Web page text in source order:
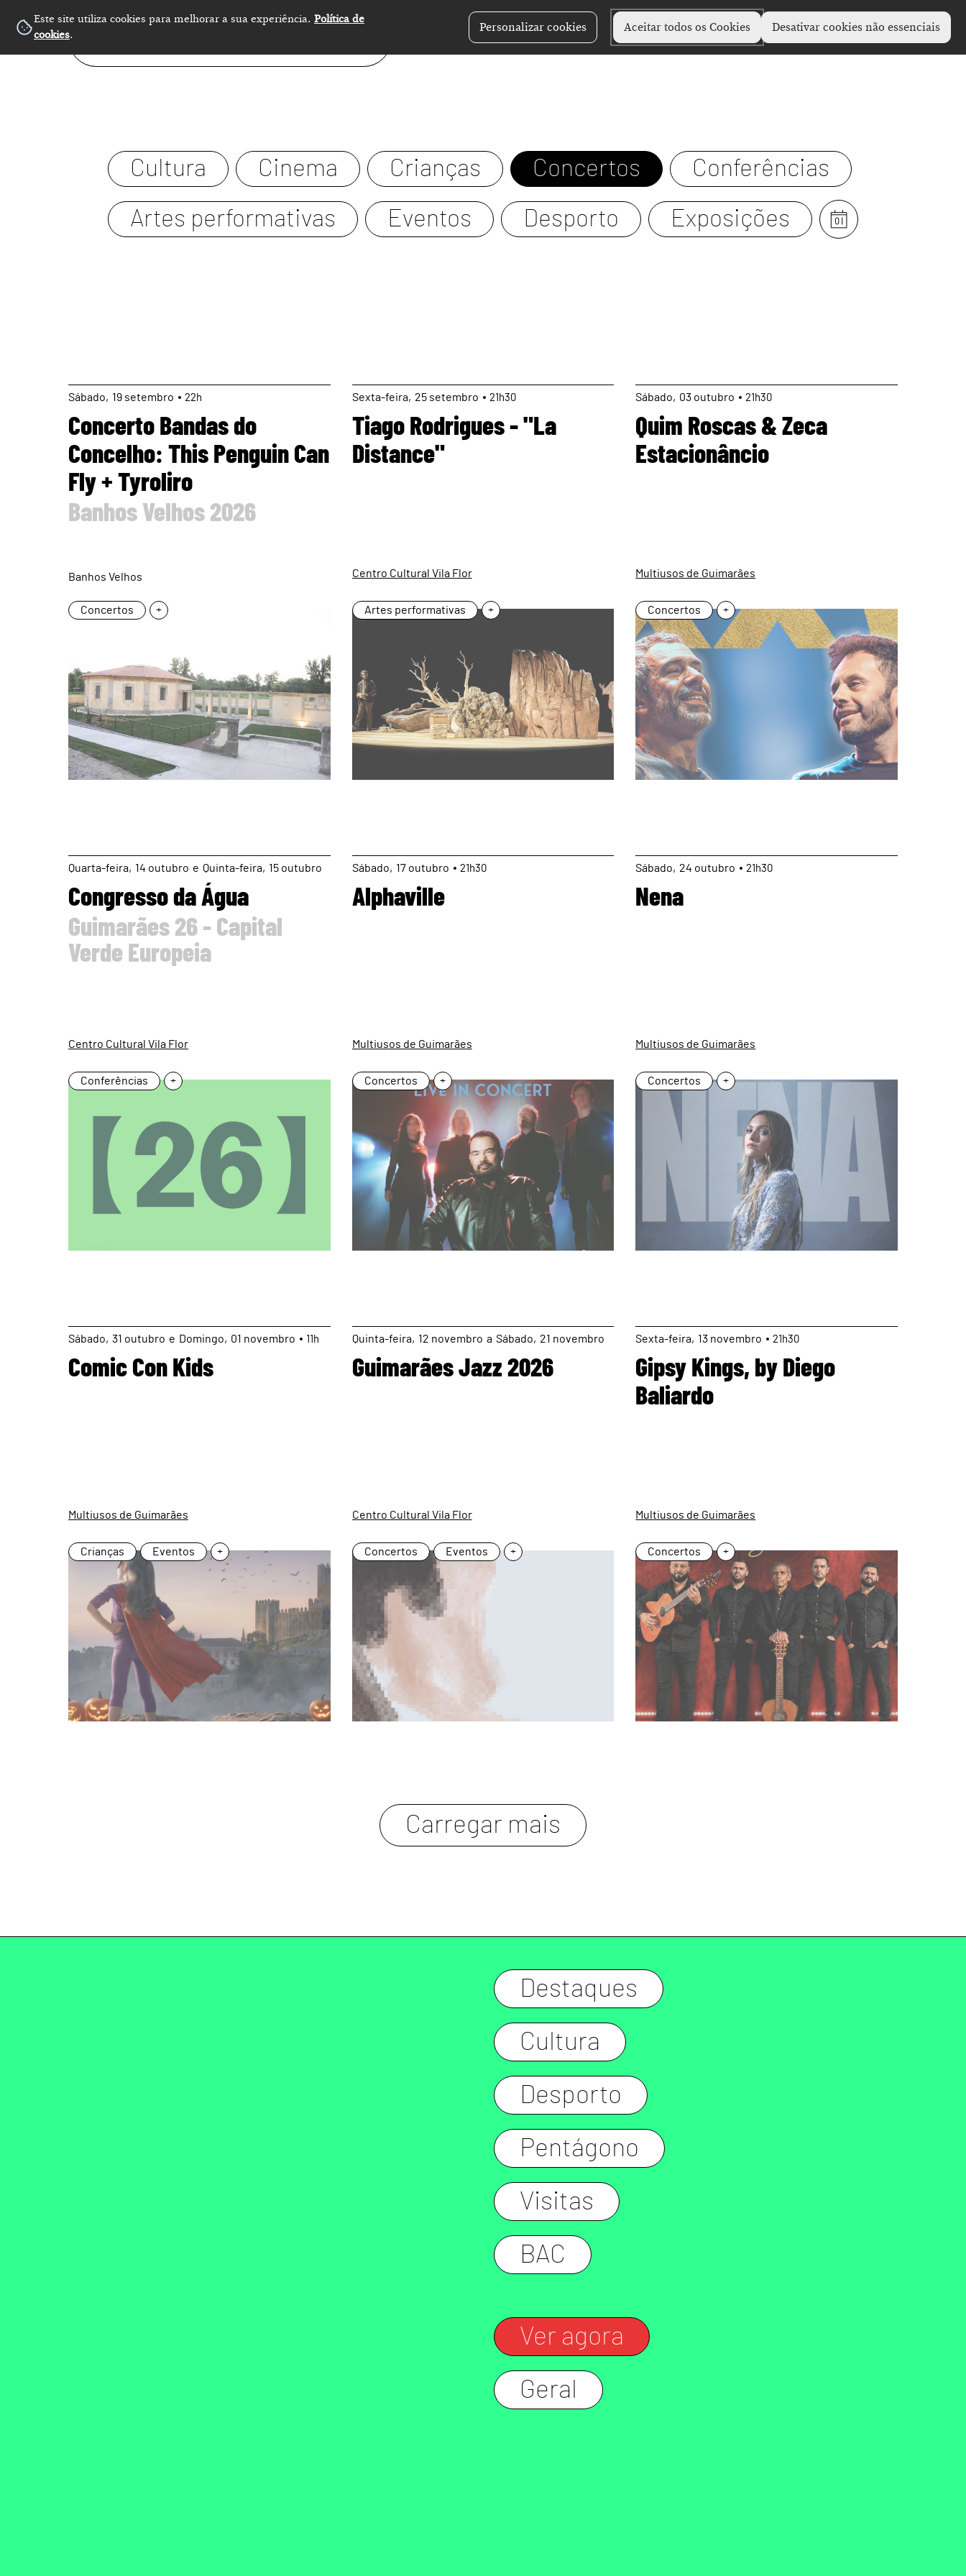
Este site utiliza cookies para melhorar a sua experiência. Política de
cookies.
Personalizar cookies Aceitar todos os Cookies Desativar cookies não essenciais
Cultura Cinema Crianças Concertos Conferências
Artes performativas Eventos Desporto Exposições
page
19 setembro
Sábado 22h
Concerto Bandas do
Concelho: This Penguin Can
Fly + Tyroliro
Banhos Velhos 2026
Banhos Velhos
Concertos +
page
25 setembro
Sexta 21h30
Tiago Rodrigues - "La
Distance"
Centro Cultural Vila Flor
Artes performativas +
page
03 outubro
Sábado 21h30
Quim Roscas & Zeca
Estacionâncio
Multiusos de Guimarães
Concertos +
page
14 outubro
Quarta e 15 outubro
Quinta
Congresso da Água
Guimarães 26 - Capital
Verde Europeia
Centro Cultural Vila Flor
Conferências +
page
17 outubro
Sábado 21h30
Alphaville
Multiusos de Guimarães
Concertos +
page
24 outubro
Sábado 21h30
Nena
Multiusos de Guimarães
Concertos +
page
31 outubro
Sábado e 01 novembro
Domingo 11h
Comic Con Kids
Multiusos de Guimarães
Crianças Eventos +
page
12 novembro
Quinta a 21 novembro
Sábado
Guimarães Jazz 2026
Centro Cultural Vila Flor
Concertos Eventos +
page
13 novembro
Sexta 21h30
Gipsy Kings, by Diego
Baliardo
Multiusos de Guimarães
Concertos +
carregar mais
Destaques
Cultura
Desporto
Pentágono
Visitas
BAC
Ver agora
Geral